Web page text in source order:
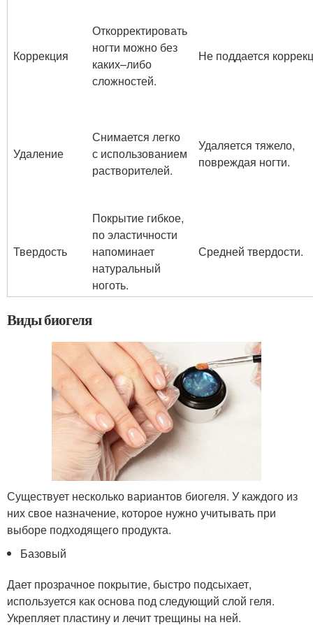
Коррекция
Откорректировать
ногти можно без
каких–либо
сложностей.
Не поддается
Удаление
Снимается легко
с использованием
растворителей.
Удаляется тяжело,
повреждая ногти.
Твердость
Покрытие гибкое,
по эластичности
напоминает
натуральный
ноготь.
Средней твердости.
Виды биогеля
Существует несколько вариантов биогеля. У каждого из
них свое назначение, которое нужно учитывать при
выборе подходящего продукта.
Базовый
Дает прозрачное покрытие, быстро подсыхает,
используется как основа под следующий слой геля.
Укрепляет пластину и лечит трещины на ней.